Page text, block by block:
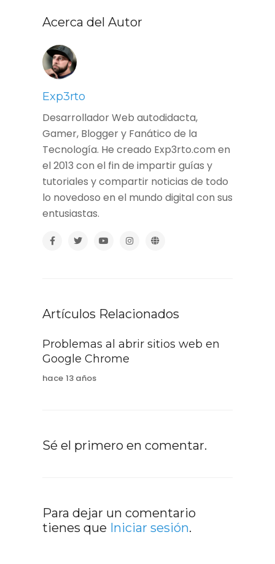
Acerca del Autor
Exp3rto
Desarrollador Web autodidacta,
Gamer, Blogger y Fanático de la
Tecnología. He creado Exp3rto.com en
el 2013 con el fin de impartir guías y
tutoriales y compartir noticias de todo
lo novedoso en el mundo digital con sus
entusiastas.
Artículos Relacionados
Problemas al abrir sitios web en
Google Chrome
hace 13 años
Sé el primero en comentar.
Para dejar un comentario
tienes que Iniciar sesión.